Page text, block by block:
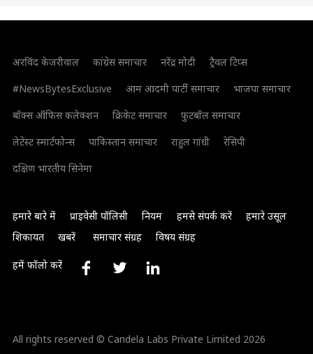
अरविंद केजरीवाल कांग्रेस समाचार नरेंद्र मोदी
ट्रैवल टिप्स
#NewsBytesExclusive
आम आदमी पार्टी समाचार
भाजपा समाचार
बॉक्स ऑफिस कलेक्शन
क्रिकेट समाचार
फुटबॉल समाचार
लेटेस्ट स्मार्टफोन्स
पाकिस्तान समाचार राहुल गांधी
रेसिपी
दक्षिण भारतीय सिनेमा
हमारे बारे में प्राइवेसी पॉलिसी नियम हमसे संपर्क करें
हमारे उसूल
शिकायत
खबरें समाचार संग्रह विषय संग्रह
हमें फॉलो करें
All rights reserved © Candela Labs Private Limited 2026